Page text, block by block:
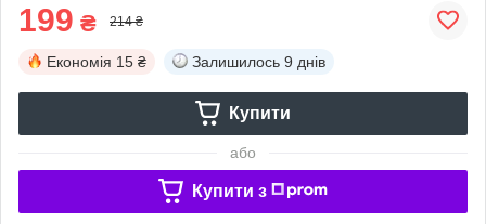
199 ₴ 214 ₴
Економія 15 ₴ Залишилось 9 днів
Купити
або
Купити з